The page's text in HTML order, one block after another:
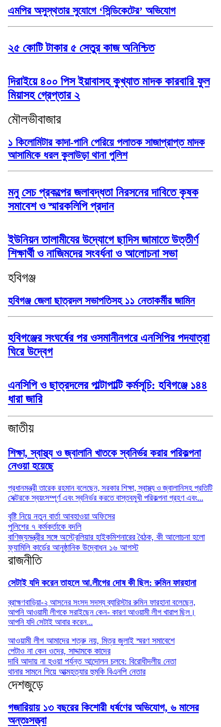
এমপির অসুস্থতার সুযোগে ‘সিন্ডিকেটের’ অভিযোগ
২৫ কোটি টাকার ৫ সেতুর কাজ অনিশ্চিত
দিরাইয়ে ৪০০ পিস ইয়াবাসহ কুখ্যাত মাদক কারবারি ফুল
মিয়াসহ গ্রেপ্তার ২
মৌলভীবাজার
১ কিলোমিটার কাদা-পানি পেরিয়ে পলাতক সাজাপ্রাপ্ত মাদক
আসামিকে ধরল কুলাউড়া থানা পুলিশ
মনু সেচ প্রকল্পের জলাবদ্ধতা নিরসনের দাবিতে কৃষক
সমাবেশ ও স্মারকলিপি প্রদান
ইউনিয়ন তালামীযের উদ্যোগে ছাদিস জামাতে উত্তীর্ণ
শিক্ষার্থী ও নাজিমদের সংবর্ধনা ও আলোচনা সভা
হবিগঞ্জ
হবিগঞ্জ জেলা ছাত্রদল সভাপতিসহ ১১ নেতাকর্মীর জামিন
হবিগঞ্জের সংঘর্ষের পর ওসমানীনগরে এনসিপির পদযাত্রা
ঘিরে উদ্বেগ
এনসিপি ও ছাত্রদলের পাল্টাপাল্টি কর্মসূচি: হবিগঞ্জে ১৪৪
ধারা জারি
জাতীয়
শিক্ষা, স্বাস্থ্য ও জ্বালানি খাতকে স্বনির্ভর করার পরিকল্পনা
নেওয়া হয়েছে
প্রধানমন্ত্রী তারেক রহমান বলেছেন, সরকার শিক্ষা, স্বাস্থ্য ও জ্বালানিসহ প্রতিটি
সেক্টরকে স্বয়ংসম্পূর্ণ এবং স্বনির্ভর করতে বাস্তবমুখী পরিকল্পনা গ্রহণ এবং...
বৃষ্টি নিয়ে নতুন বার্তা আবহাওয়া অফিসের
পুলিশের ৭ কর্মকর্তাকে বদলি
বাণিজ্যমন্ত্রীর সঙ্গে অস্ট্রেলিয়ার হাইকমিশনারের বৈঠক, কী আলোচনা হলো
ফ্যামিলি কার্ডের আনুষ্ঠানিক উদ্বোধন ১৬ আগস্ট
রাজনীতি
সেটাই যদি করেন তাহলে আ.লীগের দোষ কী ছিল: রুমিন ফারহানা
ব্রাহ্মণবাড়িয়া-২ আসনের সংসদ সদস্য ব্যারিস্টার রুমিন ফারহানা বলেছেন,
আপনি আওয়ামী লীগকে সরাইছেন কেন- কারণ আওয়ামী লীগ খারাপ ছিল।
আপনি যদি সেটাই আবার করেন...
আওয়ামী লীগ আমাদের শত্রু নয়, মিত্র জুলাই স্মরণ সমাবেশে
পেটাও না কেন ওদের, সাদ্দামকে কাদের
দাবি আদায় না হওয়া পর্যন্ত আন্দোলন চলবে: বিরোধীদলীয় নেতা
থানার সামনে গিয়ে আত্মহত্যার হুমকি বিএনপি নেতার
দেশজুড়ে
গজারিয়ায় ১৩ বছরের কিশোরী ধর্ষণের অভিযোগ, ৬ মাসের
অন্তঃসত্ত্বা